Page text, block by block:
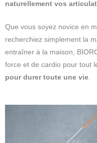
naturellement vos
Que vous soyez novice en
recherchiez simplement la
entraîner à la maison,
force et de cardio pour tout
pour durer toute une vie.